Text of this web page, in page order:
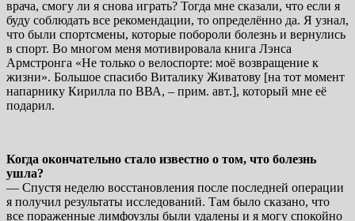
врача, смогу ли я снова играть? Тогда мне сказали, что если я
буду соблюдать все рекомендации, то определённо да. Я узнал,
что были спортсмены, которые побороли болезнь и вернулись
в спорт. Во многом меня мотивировала книга Лэнса
Армстронга «Не только о велоспорте: моё возвращение к
жизни». Большое спасибо Виталику Живатову [на тот момент
напарнику Кирилла по ВВА, – прим. авт.], который мне её
подарил.
Когда окончательно стало известно о том, что болезнь
ушла?
— Спустя неделю восстановления после последней операции
я получил результаты исследований. Там было сказано, что
все пораженные лимфоузлы были удалены и я могу спокойно